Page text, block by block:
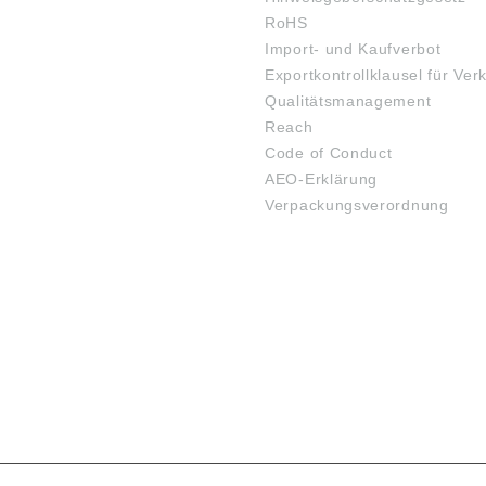
RoHS
Import- und Kaufverbot
Exportkontrollklausel für
Qualitätsmanagement
Reach
Code of Conduct
AEO-Erklärung
Verpackungsverordnung